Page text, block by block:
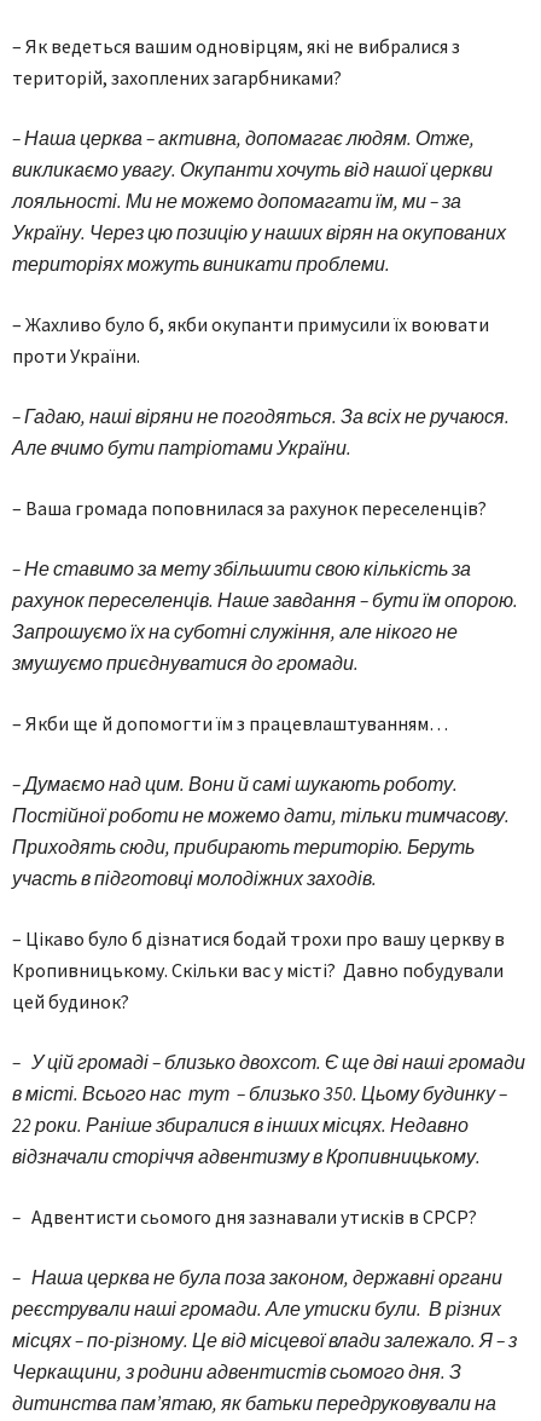
– Як ведеться вашим одновірцям, які не вибралися з
територій, захоплених загарбниками?
–Наша церква – активна, допомагає людям. Отже,
викликаємо увагу. Окупанти хочуть від нашої церкви
лояльності. Ми не можемо допомагати їм, ми – за
Україну. Через цю позицію у наших вірян на окупованих
територіях можуть виникати проблеми.
– Жахливо було б, якби окупанти примусили їх воювати
проти України.
–Гадаю, наші віряни не погодяться. За всіх не ручаюся.
Але вчимо бути патріотами України.
– Ваша громада поповнилася за рахунок переселенців?
–Не ставимо за мету збільшити свою кількість за
рахунок переселенців. Наше завдання – бути їм опорою.
Запрошуємо їх на суботні служіння, але нікого не
змушуємо приєднуватися до громади.
– Якби ще й допомогти їм з працевлаштуванням…
–Думаємо над цим. Вони й самі шукають роботу.
Постійної роботи не можемо дати, тільки тимчасову.
Приходять сюди, прибирають територію. Беруть
участь в підготовці молодіжних заходів.
– Цікаво було б дізнатися бодай трохи про вашу церкву в
Кропивницькому. Скільки вас у місті? Давно побудували
цей будинок?
– У цій громаді –близькодвохсот. Є ще дві наші громади
в місті. Всього нас тут –близько350. Цьому будинку –
22 роки. Раніше збиралися в інших місцях. Недавно
відзначали сторіччя адвентизму в Кропивницькому.
– Адвентисти сьомого дня зазнавали утисків в СРСР?
– Наша церква не була поза законом, державні органи
реєстрували наші громади. Але утиски були. В різних
місцях – по-різному. Це від місцевої влади залежало. Я – з
Черкащини, з родини адвентистів сьомого дня. З
дитинства пам’ятаю, як батьки передруковували на